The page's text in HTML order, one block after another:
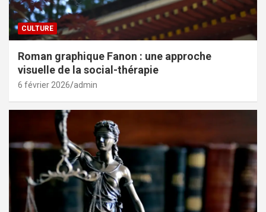
CULTURE
Roman graphique Fanon : une approche
visuelle de la social-thérapie
6 février 2026 admin